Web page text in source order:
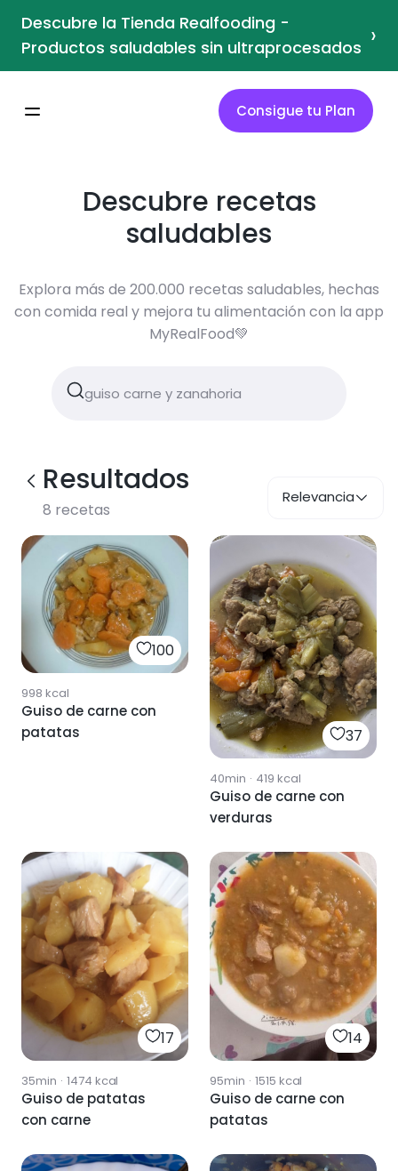
Descubre la Tienda Realfooding -
Productos saludables sin ultraprocesados ›
Consigue tu Plan
Descubre recetas
saludables
Explora más de 200.000 recetas saludables, hechas
con comida real y mejora tu alimentación con la app
MyRealFood💚
Resultados
8 recetas
Relevancia
100
998 kcal
Guiso de carne con
patatas
37
40min · 419 kcal
Guiso de carne con
verduras
17
35min · 1474 kcal
Guiso de patatas
con carne
14
95min · 1515 kcal
Guiso de carne con
patatas